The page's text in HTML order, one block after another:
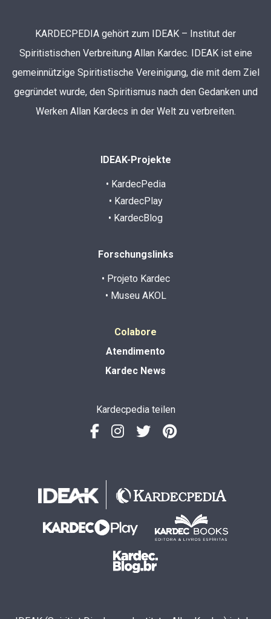
KARDECPEDIA gehört zum IDEAK – Institut der
Spiritistischen Verbreitung Allan Kardec. IDEAK ist eine
gemeinnützige Spiritistische Vereinigung, die mit dem Ziel
gegründet wurde, den Spiritismus nach den Gedanken und
Werken Allan Kardecs in der Welt zu verbreiten.
IDEAK-Projekte
• KardecPedia
• KardecPlay
• KardecBlog
Forschungslinks
• Projeto Kardec
• Museu AKOL
Colabore
Atendimento
Kardec News
Kardecpedia teilen